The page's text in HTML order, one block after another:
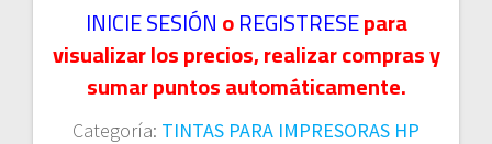
INICIE SESIÓNoREGISTRESEpara
visualizar los precios, realizar compras y
sumar puntos automáticamente.
Categoría: TINTAS PARA IMPRESORAS HP